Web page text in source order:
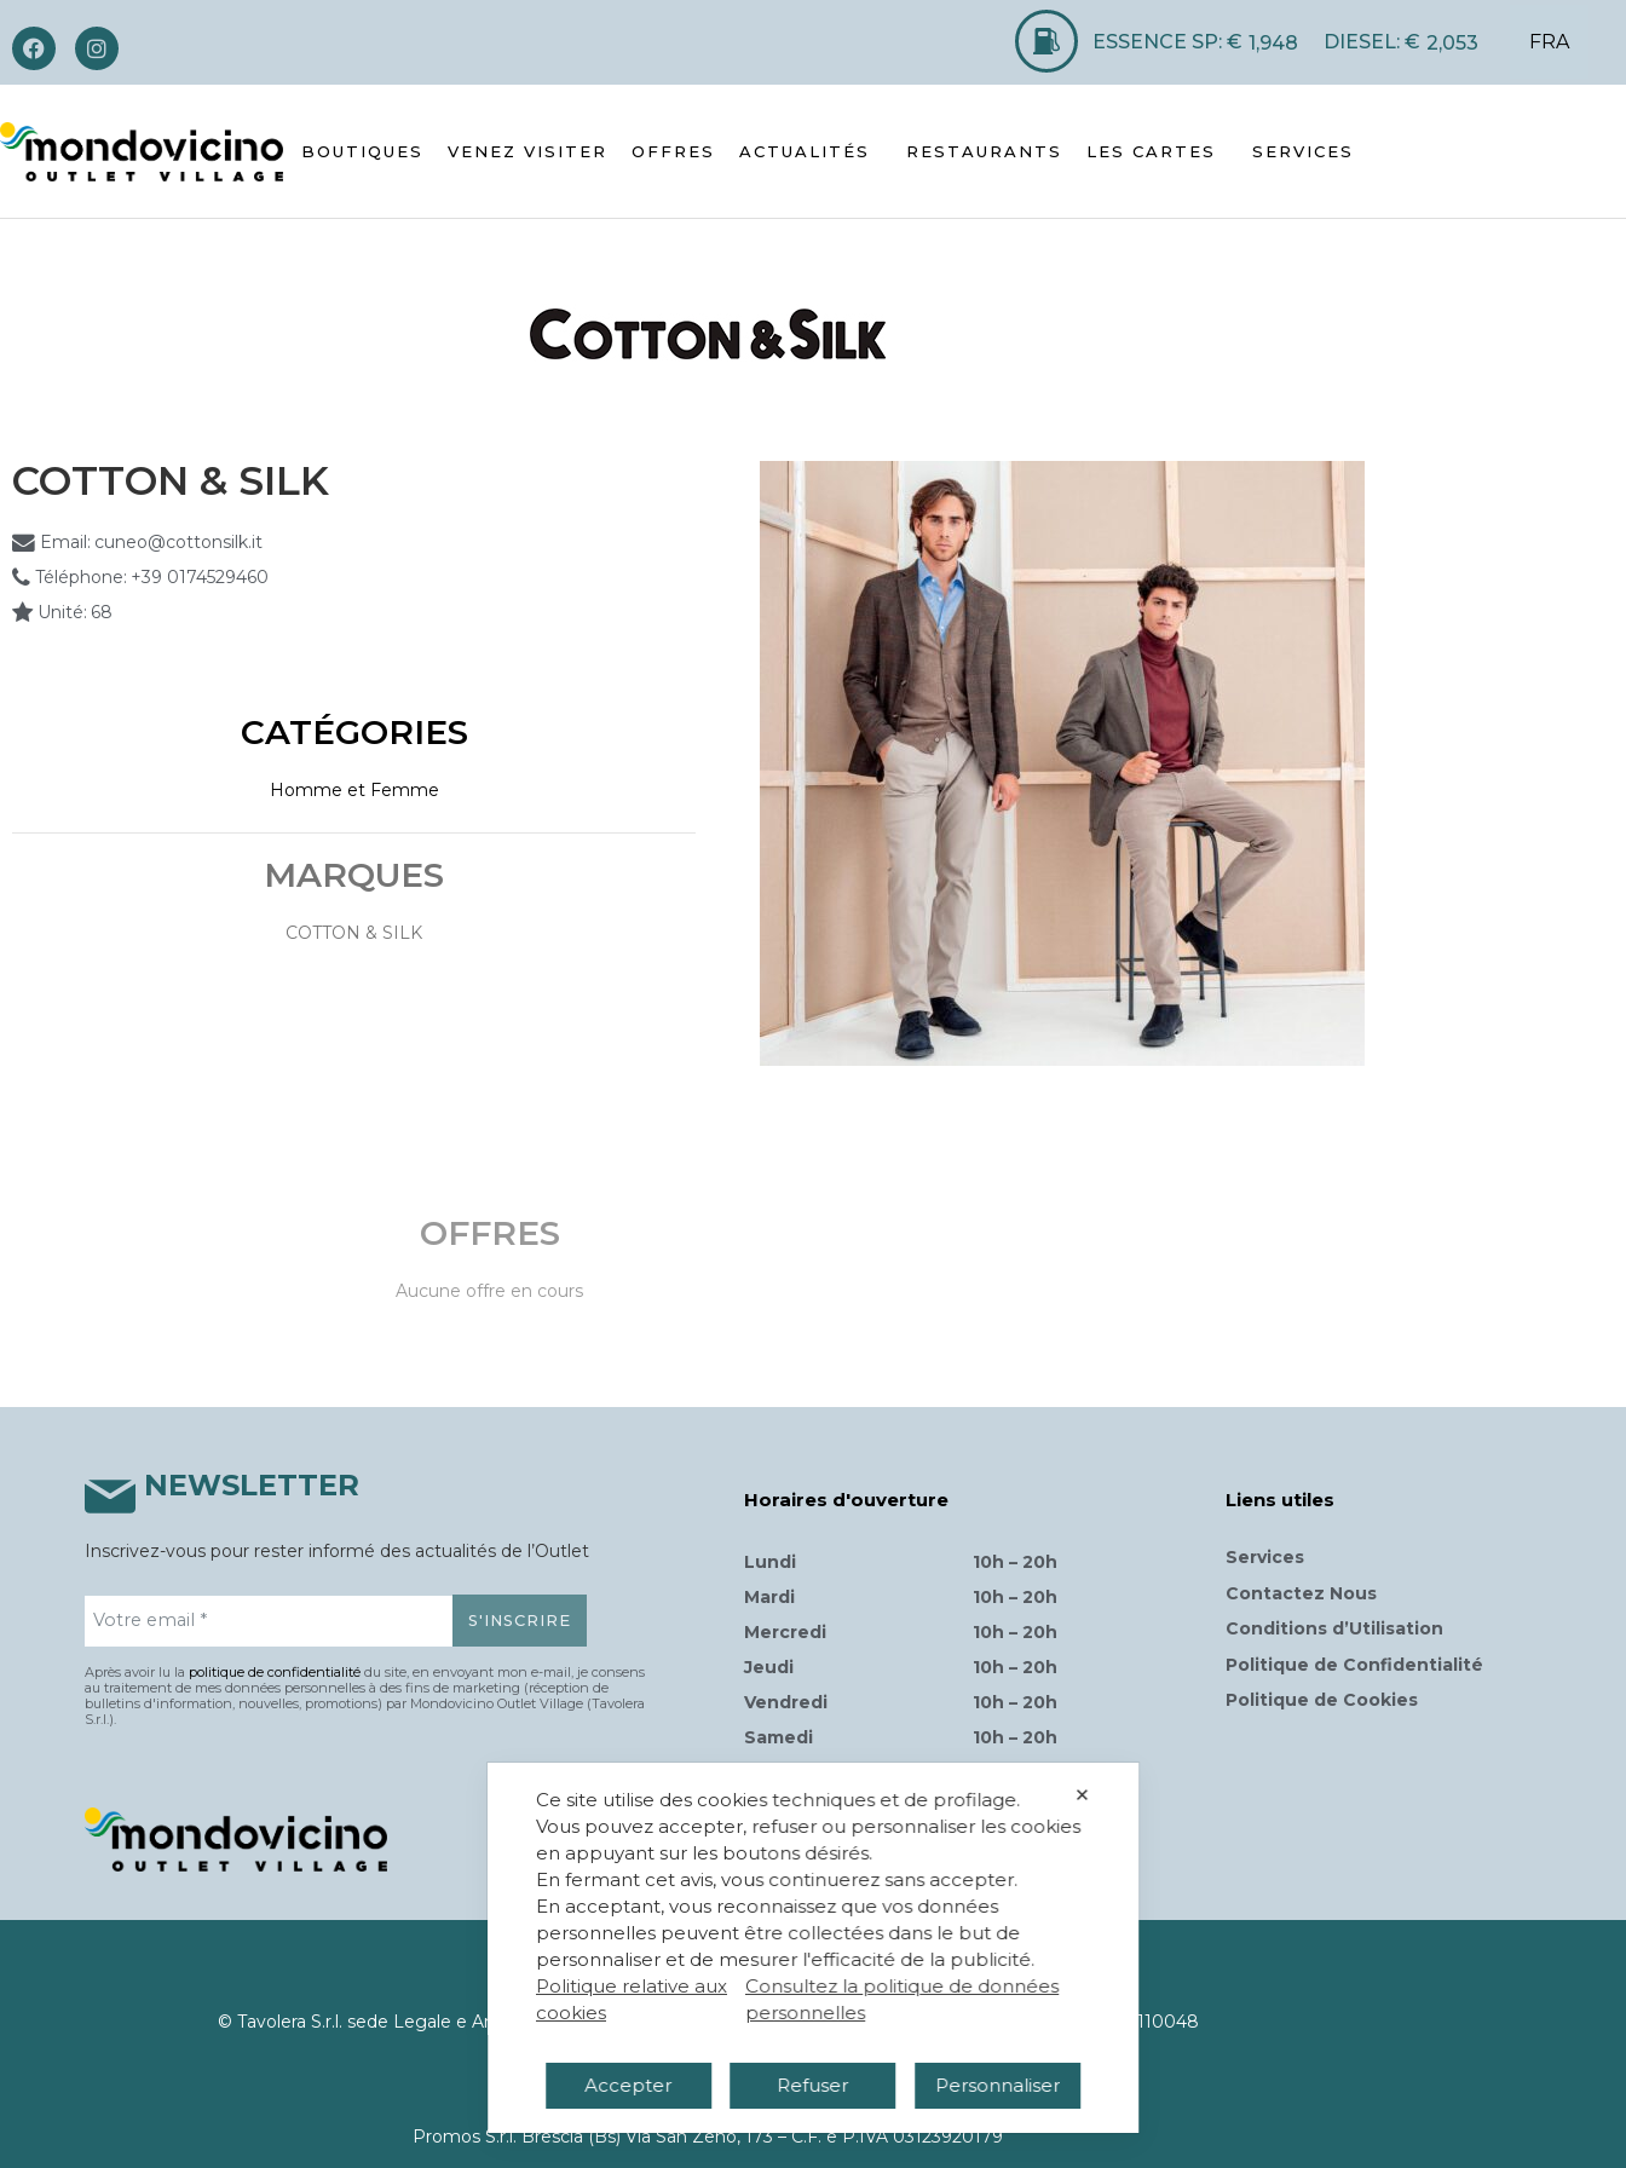
ESSENCE SP: € 1,948 DIESEL: € 2,053 FRA
BOUTIQUES VENEZ VISITER OFFRES ACTUALITÉS RESTAURANTS LES CARTES SERVICES
COTTON & SILK
Email: cuneo@cottonsilk.it
Téléphone: +39 0174529460
Unité: 68
CATÉGORIES
Homme et Femme
MARQUES
COTTON & SILK
OFFRES
Aucune offre en cours
NEWSLETTER
Inscrivez-vous pour rester informé des actualités de l’Outlet
Après avoir lu la politique de confidentialité du site, en envoyant mon e-mail, je consens
au traitement de mes données personnelles à des fins de marketing (réception de
bulletins d'information, nouvelles, promotions) par Mondovicino Outlet Village (Tavolera
S.r.l.).
Horaires d'ouverture
Lundi
Mardi
Mercredi
Jeudi
Vendredi
Samedi
10h – 20h
10h – 20h
10h – 20h
10h – 20h
10h – 20h
10h – 20h
Liens utiles
Services
Contactez Nous
Conditions d’Utilisation
Politique de Confidentialité
Politique de Cookies
PROPRIÉTÉ
© Tavolera S.r.l. sede Legale e Amministrativa 12084 Mondovì (CN) – Piazza G.Jemina 47 – C.F. e P.IVA 02809110048
Promos S.r.l. Brescia (Bs) Via San Zeno, 173 – C.F. e P.IVA 03123920179
✕
Ce site utilise des cookies techniques et de profilage.
Vous pouvez accepter, refuser ou personnaliser les cookies
en appuyant sur les boutons désirés.
En fermant cet avis, vous continuerez sans accepter.
En acceptant, vous reconnaissez que vos données
personnelles peuvent être collectées dans le but de
personnaliser et de mesurer l'efficacité de la publicité.
Politique relative aux
cookies
Consultez la politique de données
personnelles
Accepter Refuser Personnaliser